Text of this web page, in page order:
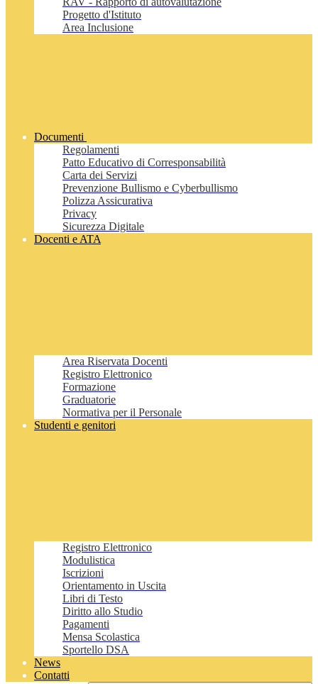
Progetto d'Istituto
Area Inclusione
Documenti
Regolamenti
Patto Educativo di Corresponsabilità
Carta dei Servizi
Prevenzione Bullismo e Cyberbullismo
Polizza Assicurativa
Privacy
Sicurezza Digitale
Docenti e ATA
Area Riservata Docenti
Registro Elettronico
Formazione
Graduatorie
Normativa per il Personale
Studenti e genitori
Registro Elettronico
Modulistica
Iscrizioni
Orientamento in Uscita
Libri di Testo
Diritto allo Studio
Pagamenti
Mensa Scolastica
Sportello DSA
News
Contatti